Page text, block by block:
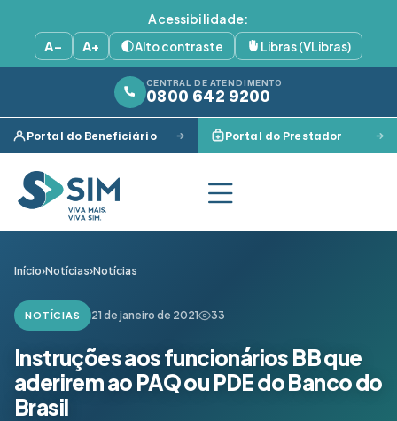
Acessibilidade:
A−
A+ Alto contraste Libras (VLibras)
CENTRAL DE ATENDIMENTO
0800 642 9200
Portal do Beneficiário Portal do Prestador
Início›Notícias›Notícias
NOTÍCIAS 21 de janeiro de 2021 33
Instruções aos funcionários BB que
aderirem ao PAQ ou PDE do Banco do
Brasil